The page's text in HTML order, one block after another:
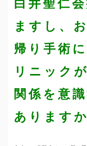
白井聖仁
ますし、
帰り手術
リニック
関係を意
ありますか